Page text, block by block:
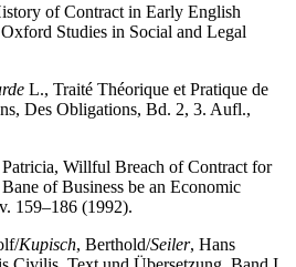
of Contract in Early English
Studies in Social and Legal
L., Traité Théorique et Pratique de
Des Obligations, Bd. 2, 3. Aufl.,
Patricia, Willful Breach of Contract for
of Business be an Economic
159–186 (1992).
Kupisch, Berthold/Seiler, Hans